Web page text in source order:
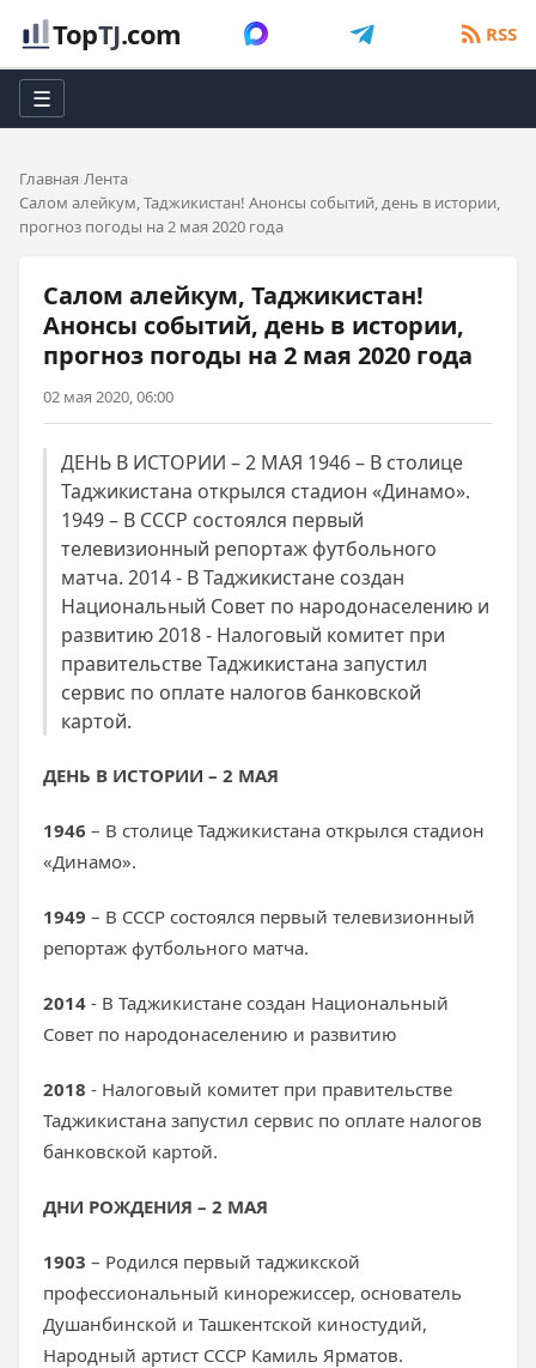
TopTJ.com RSS
☰
Главная Лента
Салом алейкум, Таджикистан! Анонсы событий, день в истории,
прогноз погоды на 2 мая 2020 года
Салом алейкум, Таджикистан!
Анонсы событий, день в истории,
прогноз погоды на 2 мая 2020 года
02 мая 2020, 06:00
ДЕНЬ В ИСТОРИИ – 2 МАЯ 1946 – В столице
Таджикистана открылся стадион «Динамо».
1949 – В СССР состоялся первый
телевизионный репортаж футбольного
матча. 2014 - В Таджикистане создан
Национальный Совет по народонаселению и
развитию 2018 - Налоговый комитет при
правительстве Таджикистана запустил
сервис по оплате налогов банковской
картой.
ДЕНЬ В ИСТОРИИ – 2 МАЯ
1946 – В столице Таджикистана открылся стадион
«Динамо».
1949 – В СССР состоялся первый телевизионный
репортаж футбольного матча.
2014 - В Таджикистане создан Национальный
Совет по народонаселению и развитию
2018 - Налоговый комитет при правительстве
Таджикистана запустил сервис по оплате налогов
банковской картой.
ДНИ РОЖДЕНИЯ – 2 МАЯ
1903 – Родился первый таджикской
профессиональный кинорежиссер, основатель
Душанбинской и Ташкентской киностудий,
Народный артист СССР Камиль Ярматов.